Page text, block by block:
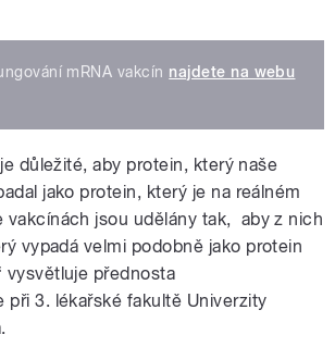
mRNA vakcín najdete na webu
důležité, aby protein, který naše
jako protein, který je na reálném
vakcínách jsou udělány tak, aby z nich
vypadá velmi podobně jako protein
vysvětluje přednosta
při 3. lékařské fakultě Univerzity